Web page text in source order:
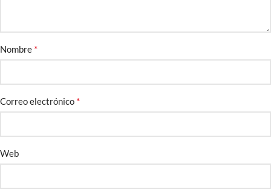
Nombre *
Correo electrónico *
Web